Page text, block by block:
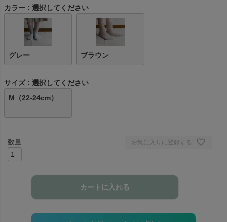
カラー 選択してください
グレー ブラウン
サイズ
選択してください
M（22-24cm）
お気に入りに登録する
カートに入れる